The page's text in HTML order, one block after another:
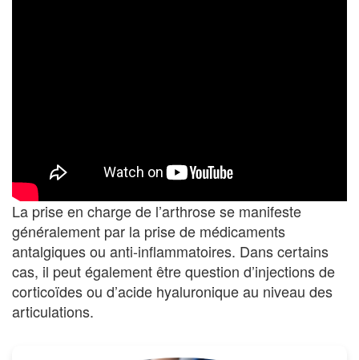
La prise en charge de l’arthrose se manifeste
généralement par la prise de médicaments
antalgiques ou anti-inflammatoires. Dans certains
cas, il peut également être question d’injections de
corticoïdes ou d’acide hyaluronique au niveau des
articulations.